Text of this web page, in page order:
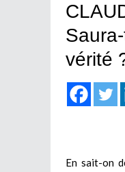
vérité
En sait-on